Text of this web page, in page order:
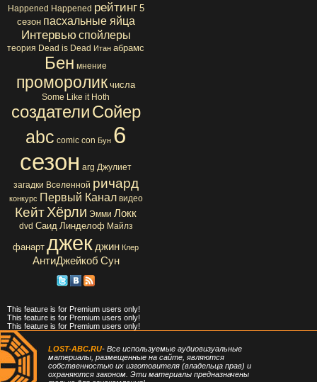
Happened Happened рейтинг 5
сезон пасхальные яйца
Интервью спойлеры
теория Dead is Dead Итан абрамс
Бен мнение
проморолик числа
Some Like it Hoth
создателиСойер
abc comic con Бун 6
сезон arg Джулиет
загадки Вселенной ричард
конкурс Первый Канал видео
КейтХёрли Эмми Локк
dvd Саид Линделоф Майлз
фанарт джек джин Клер
АнтиДжейкоб Сун
This feature is for Premium users only!
This feature is for Premium users only!
This feature is for Premium users only!
LOST-ABC.RU- Все используемые аудиовизуальные
материалы, размещенные на сайте, являются
собственностью их изготовителя (владельца прав) и
охраняются законом. Эти материалы предназначены